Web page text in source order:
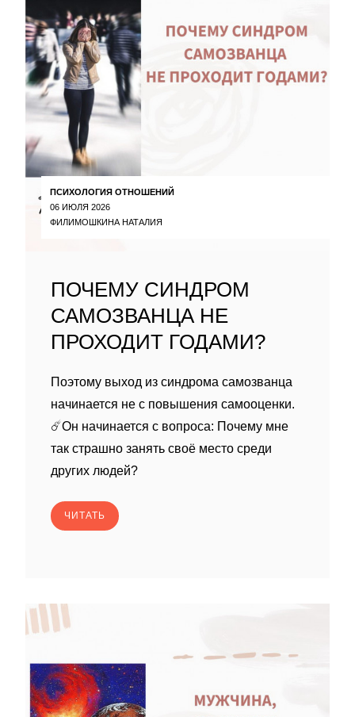
ПСИХОЛОГИЯ ОТНОШЕНИЙ
06 ИЮЛЯ 2026
ФИЛИМОШКИНА НАТАЛИЯ
ПОЧЕМУ СИНДРОМ
САМОЗВАНЦА НЕ
ПРОХОДИТ ГОДАМИ?
Поэтому выход из синдрома самозванца
начинается не с повышения самооценки.
☄️Он начинается с вопроса: Почему мне
так страшно занять своё место среди
других людей?
ЧИТАТЬ